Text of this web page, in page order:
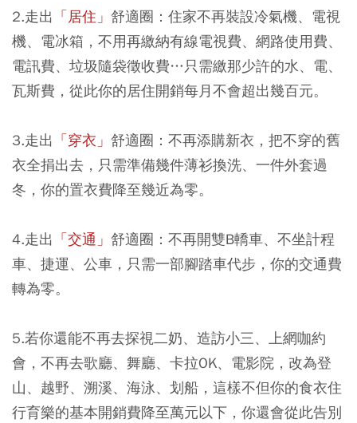
2.走出 「居住」 舒適圈：住家不再裝設冷氣機、電視
機、電冰箱，不用再繳納有線電視費、網路使用費、
電訊費、垃圾隨袋徵收費…只需繳那少許的水、電、
瓦斯費，從此你的居住開銷每月不會超出幾百元。
3.走出 「穿衣」 舒適圈：不再添購新衣，把不穿的舊
衣全捐出去，只需準備幾件薄衫換洗、一件外套過
冬，你的置衣費降至幾近為零。
4.走出 「交通」 舒適圈：不再開雙B轎車、不坐計程
車、捷運、公車，只需一部腳踏車代步，你的交通費
轉為零。
5.若你還能不再去探視二奶、造訪小三、上網咖約
會，不再去歌廳、舞廳、卡拉OK、電影院，改為登
山、越野、溯溪、海泳、划船，這樣不但你的食衣住
行育樂的基本開銷費降至萬元以下，你還會從此告別